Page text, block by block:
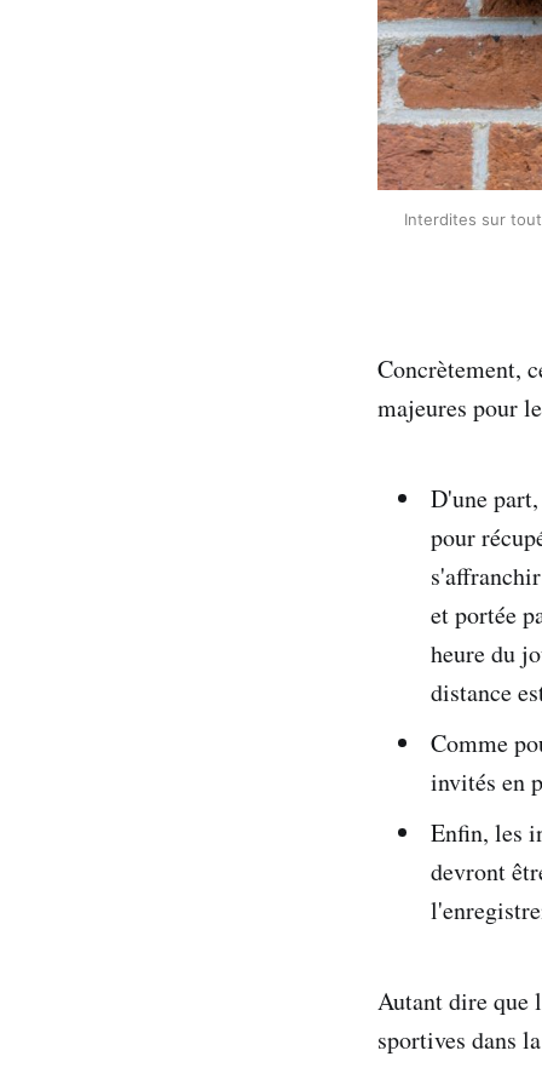
Interdites sur
Concrètement,
majeures pour
D'une
pour
et portée
heure du
distance
Comme
invités en
Enfin, les
devront
Autant dire que
sportives dans